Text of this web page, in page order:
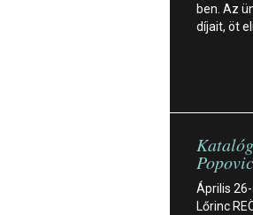
ben. Az
díjait, öt
Április
Lőrinc